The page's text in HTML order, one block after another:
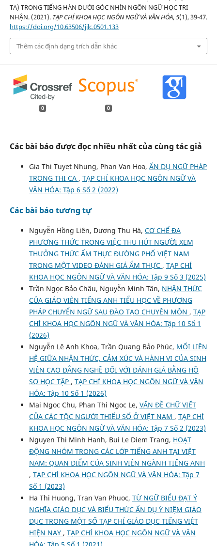
TA) TRONG TIẾNG HÀN DƯỚI GÓC NHÌN NGÔN NGỮ HỌC TRI
NHẬN. (2021). TẠP CHÍ KHOA HỌC NGÔN NGỮ VÀ VĂN HÓA,5(1), 39-47.
https://doi.org/10.63506/jilc.0501.133
Thêm các định dạng trích dẫn khác
0 0
Các bài báo được đọc nhiều nhất của cùng tác giả
Gia Thi Tuyet Nhung, Phan Van Hoa, ẨN DỤ NGỮ PHÁP
TRONG THI CA , TẠP CHÍ KHOA HỌC NGÔN NGỮ VÀ
VĂN HÓA: Tập 6 Số 2 (2022)
Các bài báo tương tự
Nguyễn Hồng Liên, Dương Thu Hà, CƠ CHẾ ĐA
PHƯƠNG THỨC TRONG VIỆC THU HÚT NGƯỜI XEM
THƯỞNG THỨC ẨM THỰC ĐƯỜNG PHỐ VIỆT NAM
TRONG MỘT VIDEO ĐÁNH GIÁ ẨM THỰC , TẠP CHÍ
KHOA HỌC NGÔN NGỮ VÀ VĂN HÓA: Tập 9 Số 3 (2025)
Trần Ngọc Bảo Châu, Nguyễn Minh Tân, NHẬN THỨC
CỦA GIÁO VIÊN TIẾNG ANH TIỂU HỌC VỀ PHƯƠNG
PHÁP CHUYỂN NGỮ SAU ĐÀO TẠO CHUYÊN MÔN , TẠP
CHÍ KHOA HỌC NGÔN NGỮ VÀ VĂN HÓA: Tập 10 Số 1
(2026)
Nguyễn Lê Anh Khoa, Trần Quang Bảo Phúc, MỐI LIÊN
HỆ GIỮA NHẬN THỨC, CẢM XÚC VÀ HÀNH VI CỦA SINH
VIÊN CAO ĐẲNG NGHỀ ĐỐI VỚI ĐÁNH GIÁ BẰNG HỒ
SƠ HỌC TẬP , TẠP CHÍ KHOA HỌC NGÔN NGỮ VÀ VĂN
HÓA: Tập 10 Số 1 (2026)
Mai Ngoc Chu, Phan Thi Ngoc Le, VẤN ĐỀ CHỮ VIẾT
CỦA CÁC TỘC NGƯỜI THIỂU SỐ Ở VIỆT NAM , TẠP CHÍ
KHOA HỌC NGÔN NGỮ VÀ VĂN HÓA: Tập 7 Số 2 (2023)
Nguyen Thi Minh Hanh, Bui Le Diem Trang, HOẠT
ĐỘNG NHÓM TRONG CÁC LỚP TIẾNG ANH TẠI VIỆT
NAM: QUAN ĐIỂM CỦA SINH VIÊN NGÀNH TIẾNG ANH
, TẠP CHÍ KHOA HỌC NGÔN NGỮ VÀ VĂN HÓA: Tập 7
Số 1 (2023)
Ha Thi Huong, Tran Van Phuoc, TỪ NGỮ BIỂU ĐẠT Ý
NGHĨA GIÁO DỤC VÀ BIỂU THỨC ẨN DỤ Ý NIỆM GIÁO
DỤC TRONG MỘT SỐ TẠP CHÍ GIÁO DỤC TIẾNG VIỆT
HIỆN NAY , TẠP CHÍ KHOA HỌC NGÔN NGỮ VÀ VĂN